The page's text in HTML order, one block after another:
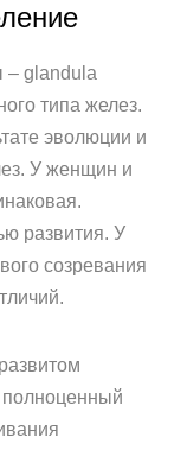
– glandula
типа желез.
эволюции и
У женщин и
развития. У
созревания